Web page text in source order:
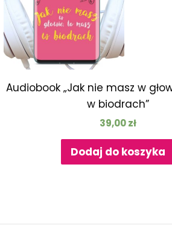
Audiobook „Jak nie masz w
w biodrach”
39,00zł
Dodaj do koszyka